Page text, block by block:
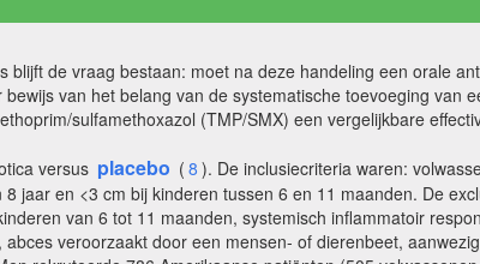
blijft de vraag bestaan: moet na deze handeling een orale
bewijs van het belang van de systematische toevoeging van
sulfamethoxazol (TMP/SMX) een vergelijkbare
versus placebo ( 8 ). De inclusiecriteria waren:
jaar en <3 cm bij kinderen tussen 6 en 11 maanden. De
van 6 tot 11 maanden, systemisch inflammatoir
veroorzaakt door een mensen- of dierenbeet,